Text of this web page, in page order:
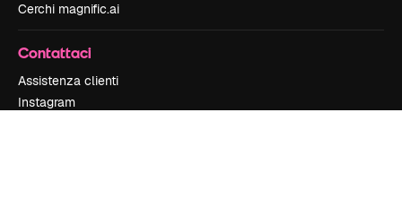
Cerchi magnific.ai
Contattaci
Assistenza clienti
Instagram